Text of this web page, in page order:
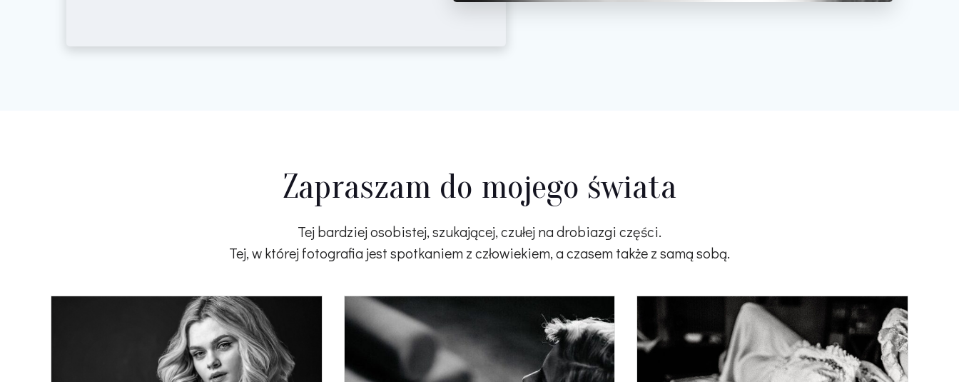
Zapraszam do mojego świata
Tej bardziej osobistej, szukającej, czułej na drobiazgi części.
Tej, w której fotografia jest spotkaniem z człowiekiem, a czasem także z samą sobą.